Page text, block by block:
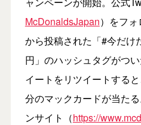
McDonaldsJapan）をフ
から投稿された「#今だけ
円」のハッシュタグがつ
イートをリツイートする
分のマックカードが当た
ンサイト（https://